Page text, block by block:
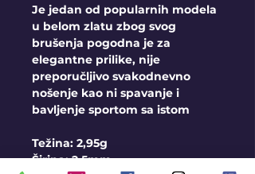
Je jedan od popularnih modela
u belom zlatu zbog svog
brušenja pogodna je za
elegantne prilike, nije
preporučljivo svakodnevno
nošenje kao ni spavanje i
bavljenje sportom sa istom
Težina: 2,95g
Širina: 2,5mm